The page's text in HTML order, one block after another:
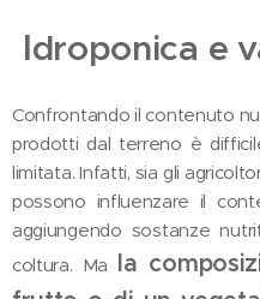
Idroponica e
Confrontando il contenuto
prodotti dal terreno è
limitata. Infatti, sia gli
possono influenzare il
aggiungendo sostanze
coltura. Ma la